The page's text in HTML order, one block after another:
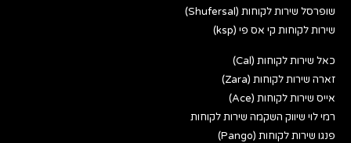
שופרסל שירות לקוחות (Shufersal)
שירות לקוחות קי אס פי (ksp)
כאל שירות לקוחות (Cal)
זארה שירות לקוחות (Zara)
אייס שירות לקוחות (Ace)
רמי לוי שיווק השקמה שירות לקוחות
פנגו שירות לקוחות (Pango)